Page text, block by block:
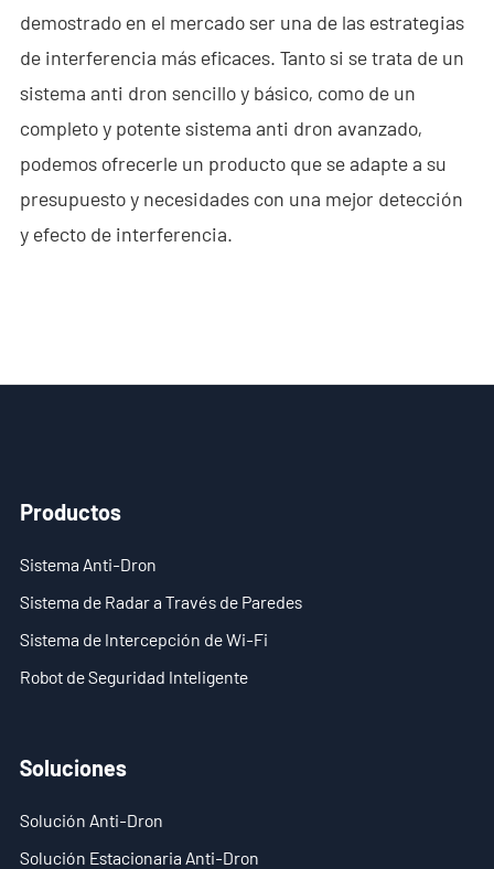
Agente
- EN
- VN
demostrado en el mercado ser una de las estrategias
de interferencia más eficaces. Tanto si se trata de un
sistema anti dron sencillo y básico, como de un
completo y potente sistema anti dron avanzado,
podemos ofrecerle un producto que se adapte a su
presupuesto y necesidades con una mejor detección
y efecto de interferencia.
Productos
Sistema Anti-Dron
Sistema de Radar a Través de Paredes
Sistema de Intercepción de Wi-Fi
Robot de Seguridad Inteligente
Soluciones
Solución Anti-Dron
Solución Estacionaria Anti-Dron